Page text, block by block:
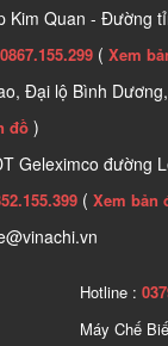
Kim Quan - Đường
0867.155.299 ( Xem
Đại lộ Bình
đồ )
Geleximco đường
( Xem bản
Hotline :
Máy Chế